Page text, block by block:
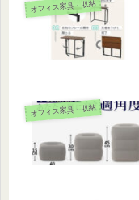
オフィス家具・収納
オフィス家具・収納